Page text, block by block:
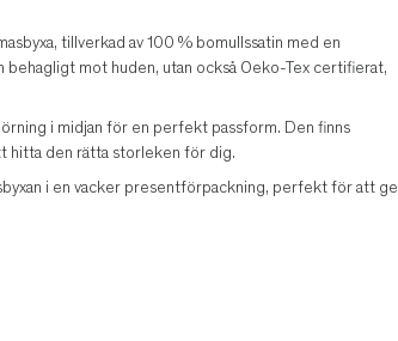
tillverkad av 100 % bomullssatin med en
mot huden, utan också Oeko-Tex certifierat,
i midjan för en perfekt passform. Den finns
hitta den rätta storleken för dig.
i en vacker presentförpackning, perfekt för att ge